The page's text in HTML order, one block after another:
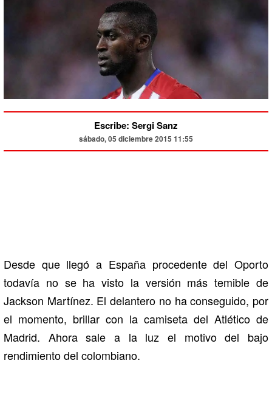
Escribe: Sergi Sanz
sábado, 05 diciembre 2015 11:55
Desde que llegó a España procedente del Oporto
todavía no se ha visto la versión más temible de
Jackson Martínez. El delantero no ha conseguido, por
el momento, brillar con la camiseta del Atlético de
Madrid. Ahora sale a la luz el motivo del bajo
rendimiento del colombiano.